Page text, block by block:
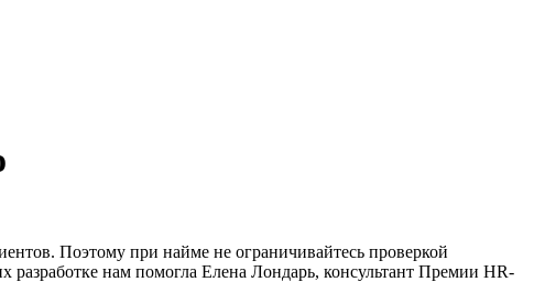
Поэтому при найме не ограничивайтесь проверкой
нам помогла Елена Лондарь, консультант Премии HR-